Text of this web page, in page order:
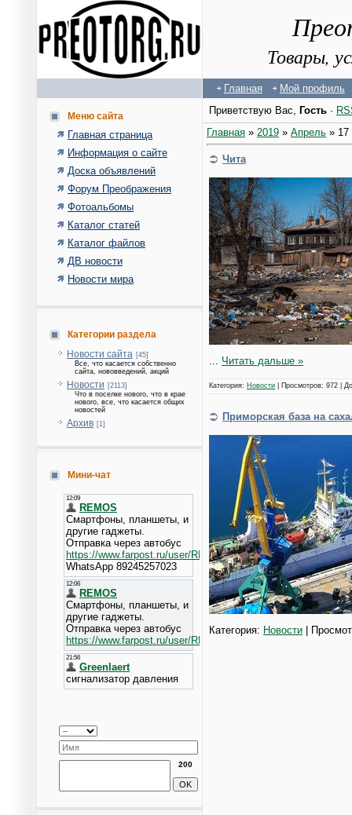
Товары,
Главная Мой профиль
Меню сайта
Главная страница
Информация о сайте
Доска объявлений
Форум Преображения
Фотоальбомы
Каталог статей
Каталог файлов
ДВ новости
Новости мира
Категории раздела
Новости сайта [45]
Все, что касается собственно
сайта, нововведений, акций
Новости [2113]
Что в поселке нового, что в крае
нового, все, что касается общих
новостей
Архив [1]
Мини-чат
200
Приветствую Вас, Гость ·
Главная » 2019 » Апрель » 17
Чита
Читать дальше »
Категория: Новости | Просмотров: 972 |
Приморская база на
Категория: Новости |